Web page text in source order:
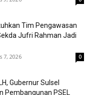
Tim Pengawasan
Jufri Rahman Jadi
7, 2026 0
Gubernur Sulsel
Pembangunan PSEL